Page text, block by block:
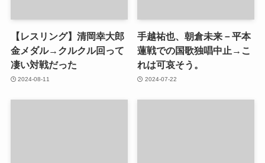
【レスリング】清岡幸大郎
金メダル→クルクル回って
凄い対戦だった
2024-08-11
手越祐也、朝倉未来－平本
蓮戦での国歌独唱中止→こ
れは可哀そう。
2024-07-22